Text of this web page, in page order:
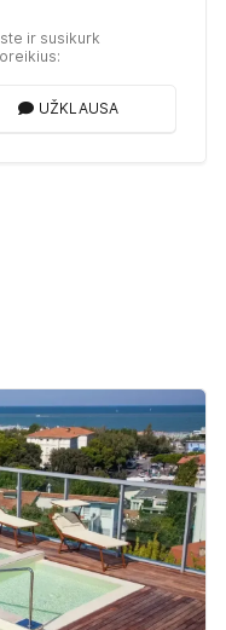
ir susikurk
UŽKLAUSA